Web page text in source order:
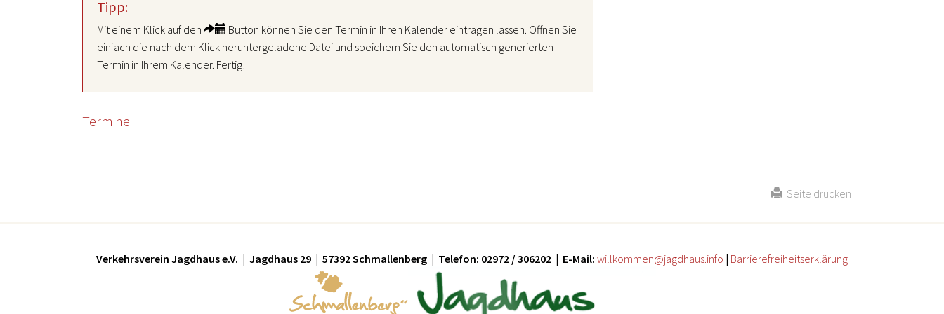
Tipp:
Mit einem Klick auf den
Button können Sie den Termin in Ihren Kalender eintragen lassen. Öffnen Sie
einfach die nach dem Klick heruntergeladene Datei und speichern Sie den automatisch generierten
Termin in Ihrem Kalender. Fertig!
Termine
Seite drucken
Verkehrsverein Jagdhaus e.V. | Jagdhaus 29 | 57392 Schmallenberg | Telefon: 02972 / 306202 | E-Mail: willkommen@jagdhaus.info | Barrierefreiheitserklärung